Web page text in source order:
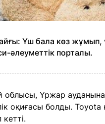
Үш бала көз жұмып,
әлеуметтік порталы.
облысы, Үржар
оқиғасы болды. Toyota